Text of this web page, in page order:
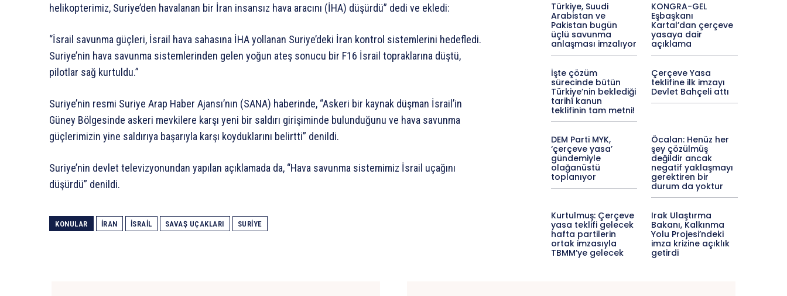
helikopterimiz, Suriye’den havalanan bir İran insansız hava aracını (İHA) düşürdü” dedi ve ekledi:
“İsrail savunma güçleri, İsrail hava sahasına İHA yollanan Suriye’deki İran kontrol sistemlerini hedefledi.
Suriye’nin hava savunma sistemlerinden gelen yoğun ateş sonucu bir F16 İsrail topraklarına düştü,
pilotlar sağ kurtuldu.”
Suriye’nin resmi Suriye Arap Haber Ajansı’nın (SANA) haberinde, “Askeri bir kaynak düşman İsrail’in
Güney Bölgesinde askeri mevkilere karşı yeni bir saldırı girişiminde bulunduğunu ve hava savunma
güçlerimizin yine saldırıya başarıyla karşı koyduklarını belirtti” denildi.
Suriye’nin devlet televizyonundan yapılan açıklamada da, “Hava savunma sistemimiz İsrail uçağını
düşürdü” denildi.
KONULAR İRAN ISRAIL SAVAŞ UÇAKLARI SURIYE
Türkiye, Suudi
Arabistan ve
Pakistan bugün
üçlü savunma
anlaşması imzalıyor
KONGRA-GEL
Eşbaşkanı
Kartal’dan çerçeve
yasaya dair
açıklama
İşte çözüm
sürecinde bütün
Türkiye’nin beklediği
tarihî kanun
teklifinin tam metni!
Çerçeve Yasa
teklifine ilk imzayı
Devlet Bahçeli attı
DEM Parti MYK,
‘çerçeve yasa’
gündemiyle
olağanüstü
toplanıyor
Öcalan: Henüz her
şey çözülmüş
değildir ancak
negatif yaklaşmayı
gerektiren bir
durum da yoktur
Kurtulmuş: Çerçeve
yasa teklifi gelecek
hafta partilerin
ortak imzasıyla
TBMM’ye gelecek
Irak Ulaştırma
Bakanı, Kalkınma
Yolu Projesi’ndeki
imza krizine açıklık
getirdi